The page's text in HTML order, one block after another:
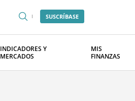
SUSCRÍBASE
INDICADORES Y
MERCADOS
MIS
FINANZAS